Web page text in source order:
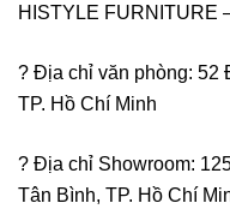
HISTYLE FURNITURE
? Địa chỉ văn phòng: 52
TP. Hồ Chí Minh
? Địa chỉ Showroom:
Tân Bình, TP. Hồ Chí